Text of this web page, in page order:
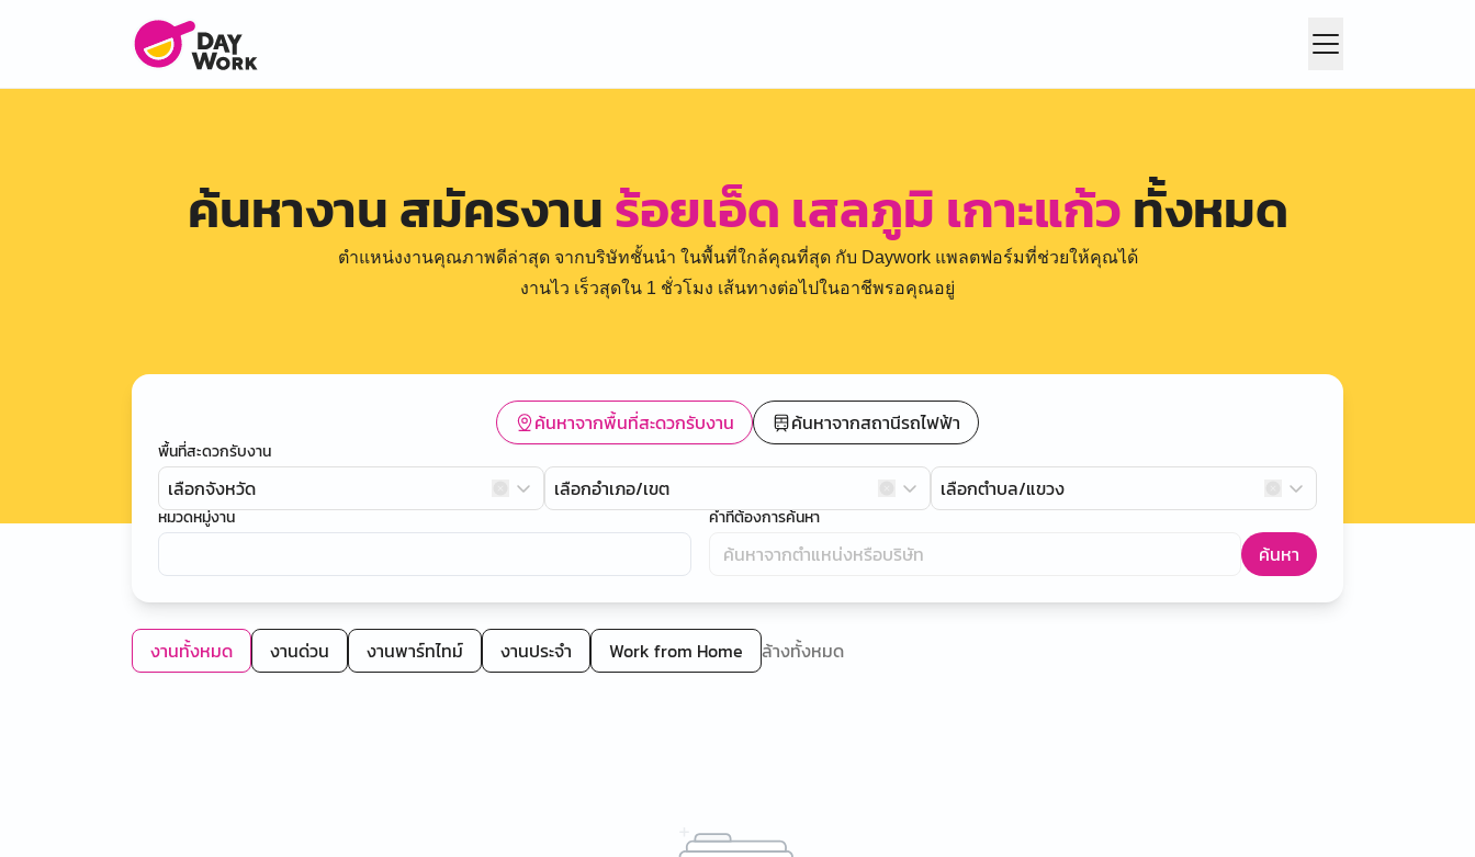
ค้นหางาน สมัครงานร้อยเอ็ด เสลภูมิ เกาะแก้วทั้งหมด
ตำแหน่งงานคุณภาพดีล่าสุด จากบริษัทชั้นนำ ในพื้นที่ใกล้คุณที่สุด กับ Daywork แพลตฟอร์มที่ช่วยให้คุณได้
งานไว เร็วสุดใน 1 ชั่วโมง เส้นทางต่อไปในอาชีพรอคุณอยู่
ค้นหาจากพื้นที่สะดวกรับงาน ค้นหาจากสถานีรถไฟฟ้า
พื้นที่สะดวกรับงาน
เลือกจังหวัด เลือกอำเภอ/เขต เลือกตำบล/แขวง
หมวดหมู่งาน คำที่ต้องการค้นหา
ค้นหา
งานทั้งหมด งานด่วน งานพาร์ทไทม์ งานประจำ Work from Home ล้างทั้งหมด